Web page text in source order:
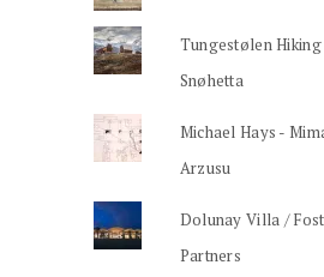
Tungestølen
Snøhetta
Michael Hays -
Arzusu
Dolunay Villa /
Partners